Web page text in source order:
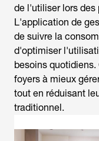
de l'utiliser lors des
L'application de
de suivre la
d'optimiser
besoins
foyers à mieux
tout en réduisant
traditionnel.